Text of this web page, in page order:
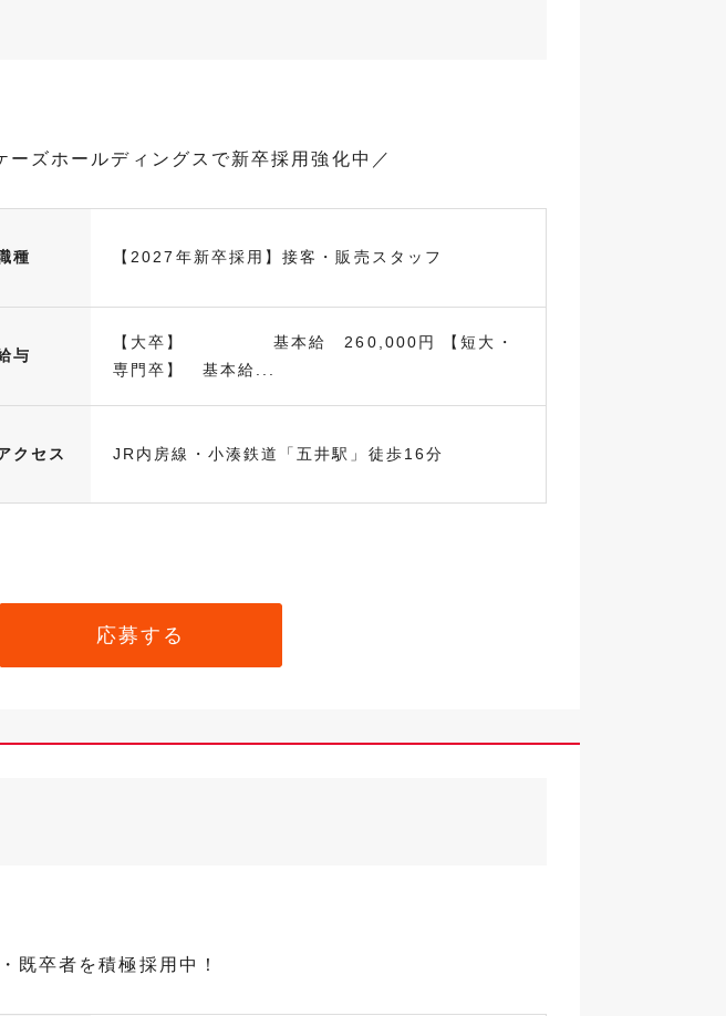
ズホールディングスで新卒採用強化中／
種 【2027年新卒採用】接客・販売スタッフ
与
【大卒】 基本給 260,000円 【短大・
専門卒】 基本給...
クセス JR内房線・小湊鉄道「五井駅」徒歩16分
応募する
既卒者を積極採用中！